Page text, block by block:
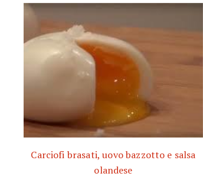
Carciofi brasati, uovo bazzotto e salsa
olandese